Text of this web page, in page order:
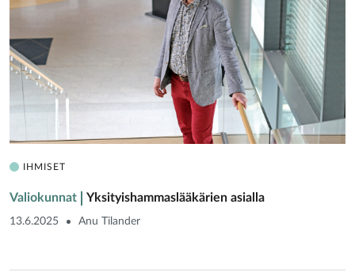
IHMISET
Valiokunnat Yksityishammaslääkärien asialla
13.6.2025 Anu Tilander